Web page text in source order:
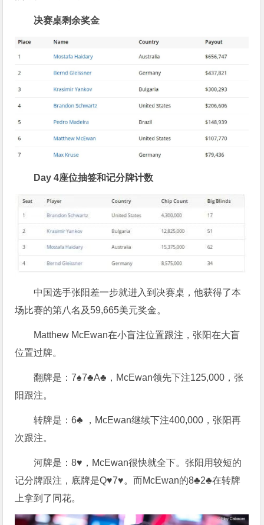
决赛桌剩余奖金
Day 4座位抽签和记分牌计数
中国选手张阳差一步就进入到决赛桌，他获得了本
场比赛的第八名及59,665美元奖金。
Matthew McEwan在小盲注位置跟注，张阳在大盲
位置过牌。
翻牌是：7♠7♣A♣，McEwan领先下注125,000，张
阳跟注。
转牌是：6♣ ，McEwan继续下注400,000，张阳再
次跟注。
河牌是：8♥，McEwan很快就全下。张阳用较短的
记分牌跟注，底牌是Q♥7♥。而McEwan的8♣2♣在转牌
上拿到了同花。